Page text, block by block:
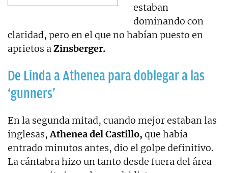
estaban
dominando con
claridad, pero en el que no habían puesto en
aprietos aZinsberger.
De Linda a Athenea para doblegar a las
‘gunners’
En la segunda mitad, cuando mejor estaban las
inglesas,Athenea del Castillo, que había
entrado minutos antes, dio el golpe definitivo.
La cántabra hizo un tanto desde fuera del área